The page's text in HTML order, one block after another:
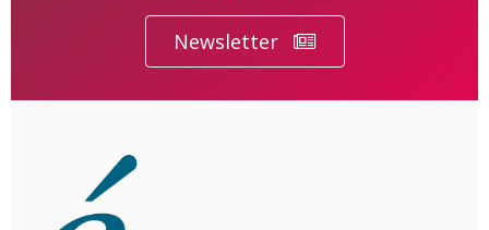
Newsletter